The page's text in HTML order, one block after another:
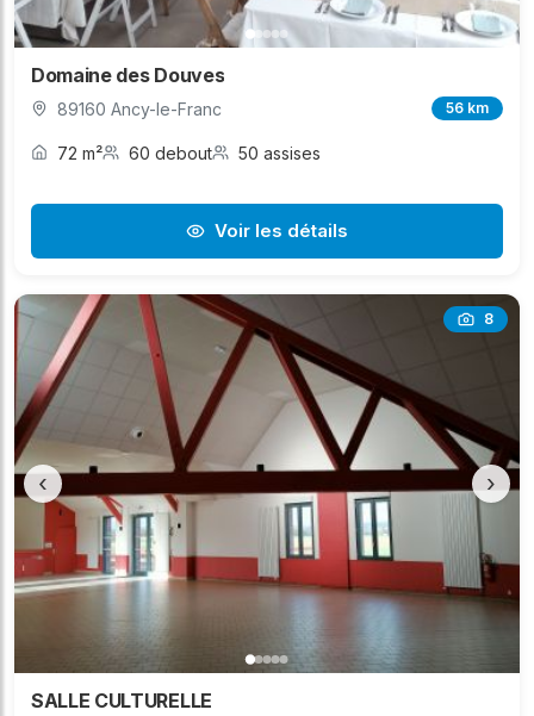
Domaine des Douves
89160 Ancy-le-Franc 56 km
72 m² 60 debout 50 assises
Voir les détails
8
‹ ›
SALLE CULTURELLE